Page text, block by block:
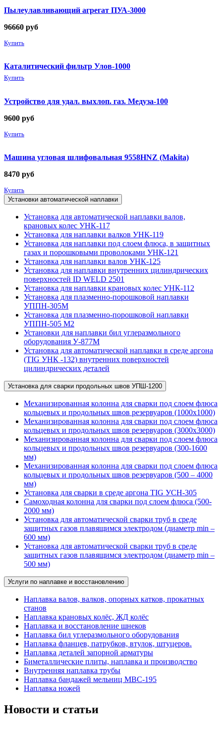
Пылеулавливающий агрегат ПУА-3000
96660 руб
Купить
Каталитический фильтр Улов-1000
Купить
Устройство для удал. выхлоп. газ. Медуза-100
9600 руб
Купить
Машина угловая шлифовальная 9558HNZ (Makita)
8470 руб
Купить
Установки автоматической наплавки
Установка для автоматической наплавки валов,
крановых колес УНК-117
Установка для наплавки валков УНК-119
Установка для наплавки под слоем флюса, в защитных
газах и порошковыми проволоками УНК-121
Установка для наплавки валов УНК-125
Установка для наплавки внутренних цилиндрических
поверхностей ID WELD 2501
Установка для наплавки крановых колес УНК-112
Установка для плазменно-порошковой наплавки
УППН-305М
Установка для плазменно-порошковой наплавки
УППН-505 М2
Установки для наплавки бил углеразмольного
оборудования У-877М
Установка для автоматической наплавки в среде аргона
(TIG УНК -132) внутренних поверхностей
цилиндрических деталей
Установка для сварки продольных швов УПШ-1200
Механизированная колонна для сварки под слоем флюса
кольцевых и продольных швов резервуаров (1000х1000)
Механизированная колонна для сварки под слоем флюса
кольцевых и продольных швов резервуаров (3000х3000)
Механизированная колонна для сварки под слоем флюса
кольцевых и продольных швов резервуаров (300-1600
мм)
Механизированная колонна для сварки под слоем флюса
кольцевых и продольных швов резервуаров (500 – 4000
мм)
Установка для сварки в среде аргона TIG УСН-305
Самоходная колонна для сварки под слоем флюса (500-
2000 мм)
Установка для автоматической сварки труб в среде
защитных газов плавящимся электродом (диаметр min –
600 мм)
Установка для автоматической сварки труб в среде
защитных газов плавящимся электродом (диаметр min –
500 мм)
Услуги по наплавке и восстановлению
Наплавка валов, валков, опорных катков, прокатных
станов
Наплавка крановых колёс, ЖД колёс
Наплавка и восстановление шнеков
Наплавка бил углеразмольного оборудования
Наплавка фланцев, патрубков, втулок, штуцеров.
Наплавка деталей запорной арматуры
Биметаллические плиты, наплавка и производство
Внутренняя наплавка трубы
Наплавка бандажей мельниц МВС-195
Наплавка ножей
Новости и статьи